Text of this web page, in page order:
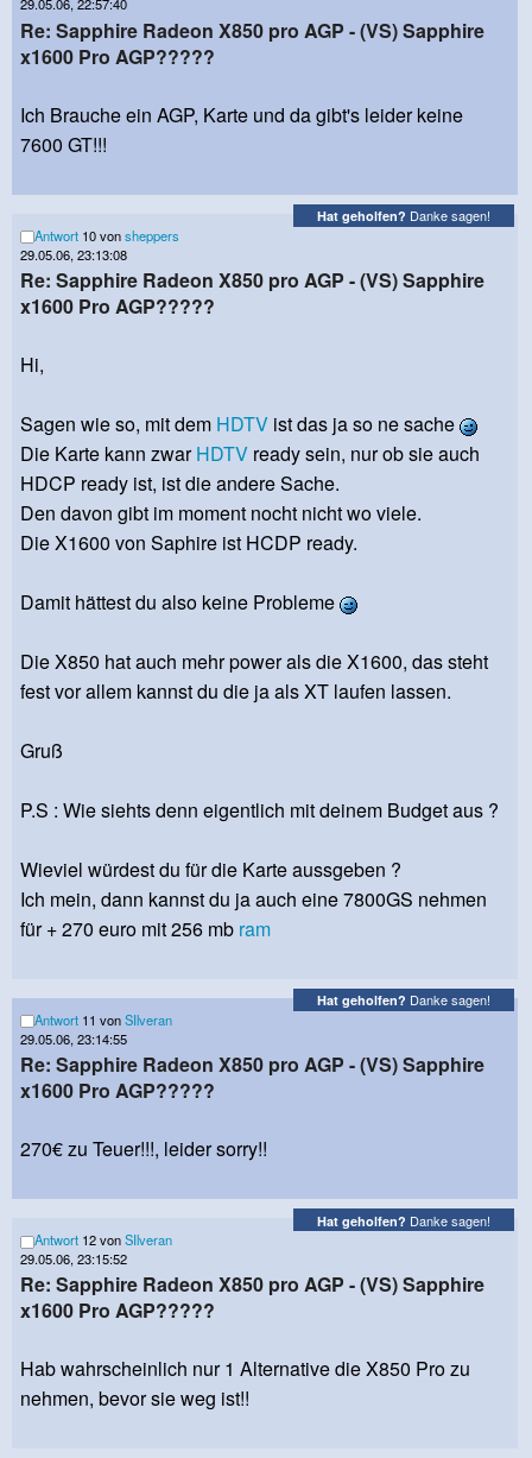
29.05.06, 22:57:40
Re: Sapphire Radeon X850 pro AGP - (VS) Sapphire
x1600 Pro AGP?????
Ich Brauche ein AGP, Karte und da gibt's leider keine
7600 GT!!!
Hat geholfen? Danke sagen!
Antwort 10 vonsheppers
29.05.06, 23:13:08
Re: Sapphire Radeon X850 pro AGP - (VS) Sapphire
x1600 Pro AGP?????
Hi,
Sagen wie so, mit dem HDTV ist das ja so ne sache
Die Karte kann zwarHDTV ready sein, nur ob sie auch
HDCP ready ist, ist die andere Sache.
Den davon gibt im moment nocht nicht wo viele.
Die X1600 von Saphire ist HCDP ready.
Damit hättest du also keine Probleme
Die X850 hat auch mehr power als die X1600, das steht
fest vor allem kannst du die ja als XT laufen lassen.
Gruß
P.S : Wie siehts denn eigentlich mit deinem Budget aus ?
Wieviel würdest du für die Karte aussgeben ?
Ich mein, dann kannst du ja auch eine 7800GS nehmen
für + 270 euro mit 256 mb ram
Hat geholfen? Danke sagen!
Antwort 11 vonSIlveran
29.05.06, 23:14:55
Re: Sapphire Radeon X850 pro AGP - (VS) Sapphire
x1600 Pro AGP?????
270€ zu Teuer!!!, leider sorry!!
Hat geholfen? Danke sagen!
Antwort 12 vonSIlveran
29.05.06, 23:15:52
Re: Sapphire Radeon X850 pro AGP - (VS) Sapphire
x1600 Pro AGP?????
Hab wahrscheinlich nur 1 Alternative die X850 Pro zu
nehmen, bevor sie weg ist!!